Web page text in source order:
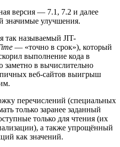
версия — 7.1, 7.2 и далее
значимые улучшения.
так называемый JIT-
— «точно в срок»), который
выполнение кода в
заметно в вычислительно
веб-сайтов выигрыш
перечислений (специальных
только заранее заданный
только для чтения (их
а также упрощённый
как значений.